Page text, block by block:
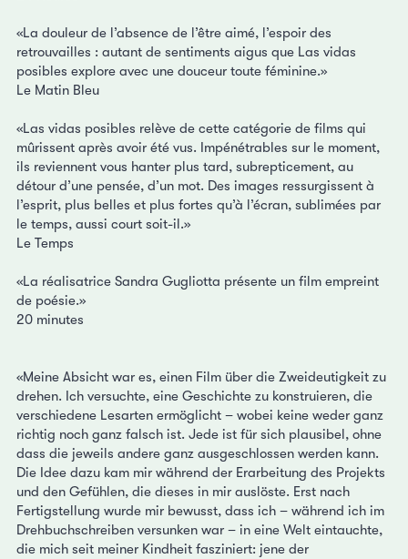
«La douleur de l’absence de l’être aimé, l’espoir des
retrouvailles : autant de sentiments aigus que Las vidas
posibles explore avec une douceur toute féminine.»
Le Matin Bleu
«Las vidas posibles relève de cette catégorie de films qui
mûrissent après avoir été vus. Impénétrables sur le moment,
ils reviennent vous hanter plus tard, subrepticement, au
détour d’une pensée, d’un mot. Des images ressurgissent à
l’esprit, plus belles et plus fortes qu’à l’écran, sublimées par
le temps, aussi court soit-il.»
Le Temps
«La réalisatrice Sandra Gugliotta présente un film empreint
de poésie.»
20 minutes
«Meine Absicht war es, einen Film über die Zweideutigkeit zu
drehen. Ich versuchte, eine Geschichte zu konstruieren, die
verschiedene Lesarten ermöglicht – wobei keine weder ganz
richtig noch ganz falsch ist. Jede ist für sich plausibel, ohne
dass die jeweils andere ganz ausgeschlossen werden kann.
Die Idee dazu kam mir während der Erarbeitung des Projekts
und den Gefühlen, die dieses in mir auslöste. Erst nach
Fertigstellung wurde mir bewusst, dass ich – während ich im
Drehbuchschreiben versunken war – in eine Welt eintauchte,
die mich seit meiner Kindheit fasziniert: jene der